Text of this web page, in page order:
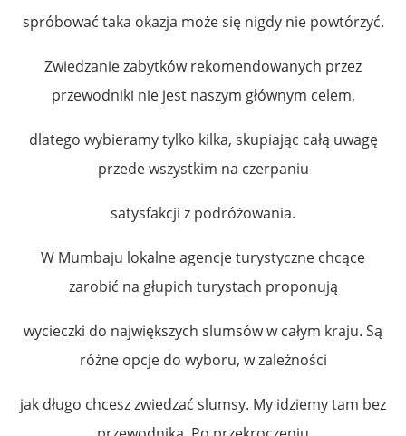
spróbować taka okazja może się nigdy nie powtórzyć.
Zwiedzanie zabytków rekomendowanych przez
przewodniki nie jest naszym głównym celem,
dlatego wybieramy tylko kilka, skupiając całą uwagę
przede wszystkim na czerpaniu
satysfakcji z podróżowania.
W Mumbaju lokalne agencje turystyczne chcące
zarobić na głupich turystach proponują
wycieczki do największych slumsów w całym kraju. Są
różne opcje do wyboru, w zależności
jak długo chcesz zwiedzać slumsy. My idziemy tam bez